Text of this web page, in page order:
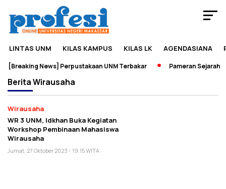
LINTAS UNM KILAS KAMPUS KILAS LK AGENDASIANA
[Breaking News] Perpustakaan UNM Terbakar Pameran Sejarah
BeritaWirausaha
Wirausaha
WR 3 UNM, Idkhan Buka Kegiatan
Workshop Pembinaan Mahasiswa
Wirausaha
Jumat, 27 Oktober 2023 - 19:15 WITA